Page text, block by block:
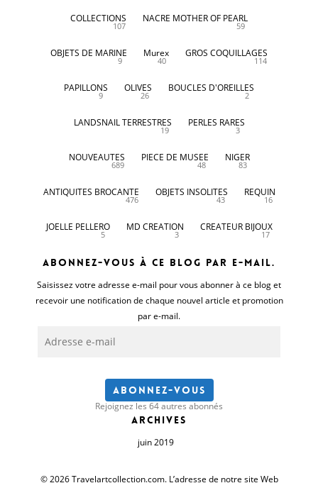
COLLECTIONS
107
NACRE MOTHER OF PEARL
59
OBJETS DE MARINE
9
Murex
40
GROS COQUILLAGES
114
PAPILLONS
9
OLIVES
26
BOUCLES D'OREILLES
2
LANDSNAIL TERRESTRES
19
PERLES RARES
3
NOUVEAUTES
689
PIECE DE MUSEE
48
NIGER
83
ANTIQUITES BROCANTE
476
OBJETS INSOLITES
43
REQUIN
16
JOELLE PELLERO
5
MD CREATION
3
CREATEUR BIJOUX
17
Abonnez-vous à ce blog par e-mail.
Saisissez votre adresse e-mail pour vous abonner à ce blog et
recevoir une notification de chaque nouvel article et promotion
par e-mail.
e-
Abonnez-vous
Rejoignez les 64 autres abonnés
Archives
juin 2019
© 2026 Travelartcollection.com. L’adresse de notre site Web